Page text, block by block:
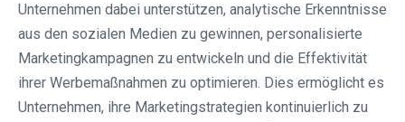
Unternehmen dabei unterstützen, analytische Erkenntnisse
aus den sozialen Medien zu gewinnen, personalisierte
Marketingkampagnen zu entwickeln und die Effektivität
ihrer Werbemaßnahmen zu optimieren. Dies ermöglicht es
Unternehmen, ihre Marketingstrategien kontinuierlich zu